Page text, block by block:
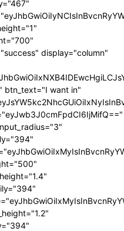
display="column"
btn_text="I want in"